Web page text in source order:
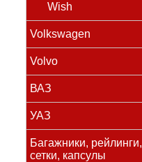
Wish
Volkswagen
Volvo
ВАЗ
УАЗ
Багажники, рейлинги,
сетки, капсулы